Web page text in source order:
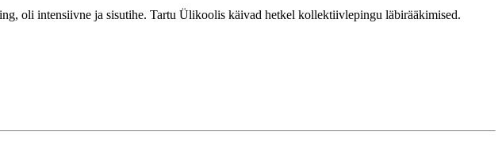
oli intensiivne ja sisutihe. Tartu Ülikoolis käivad hetkel kollektiivlepingu läbirääkimised.